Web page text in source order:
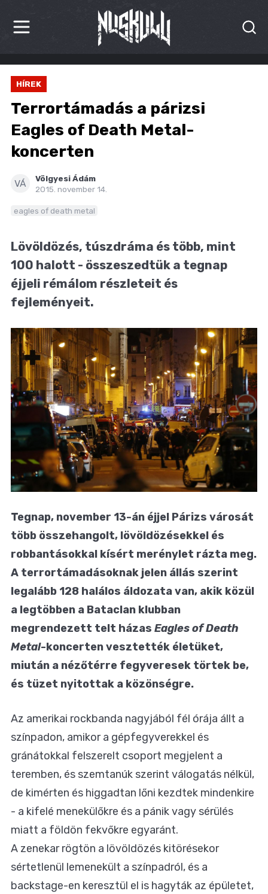
HÍREK
KRITIKÁK
BESZÁMOLÓK
INTERJÚK
PREMIEREK
BLOG
HÍREK
Terrortámadás a párizsi
Eagles of Death Metal-
koncerten
VÁ
Völgyesi Ádám
2015. november 14.
eagles of death metal
Lövöldözés, túszdráma és több, mint
100 halott - összeszedtük a tegnap
éjjeli rémálom részleteit és
fejleményeit.
Tegnap, november 13-án éjjel Párizs városát
több összehangolt, lövöldözésekkel és
robbantásokkal kísért merénylet rázta meg.
A terrortámadásoknak jelen állás szerint
legalább 128 halálos áldozata van, akik közül
a legtöbben a Bataclan klubban
megrendezett telt házas Eagles of Death
Metal-koncerten vesztették életüket,
miután a nézőtérre fegyveresek törtek be,
és tüzet nyitottak a közönségre.
Az amerikai rockbanda nagyjából fél órája állt a
színpadon, amikor a gépfegyverekkel és
gránátokkal felszerelt csoport megjelent a
teremben, és szemtanúk szerint válogatás nélkül,
de kimérten és higgadtan lőni kezdtek mindenkire
- a kifelé menekülőkre és a pánik vagy sérülés
miatt a földön fekvőkre egyaránt.
A zenekar rögtön a lövöldözés kitörésekor
sértetlenül lemenekült a színpadról, és a
backstage-en keresztül el is hagyták az épületet,